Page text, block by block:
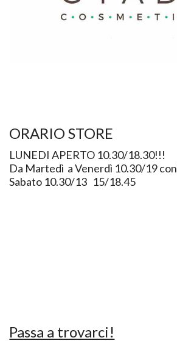
ORARIO STORE
LUNEDI APERTO 10.30/18.30!!!
Da Martedì a Venerdì 10.30/19
Sabato 10.30/13 15/18.45
Passa a trovarci!